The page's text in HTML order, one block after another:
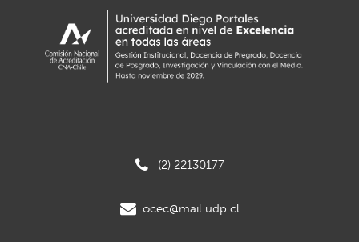
(2) 22130177
ocec@mail.udp.cl